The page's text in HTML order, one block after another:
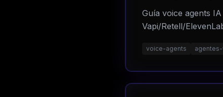
Guía voice agents
Vapi/Retell/
voice-agents